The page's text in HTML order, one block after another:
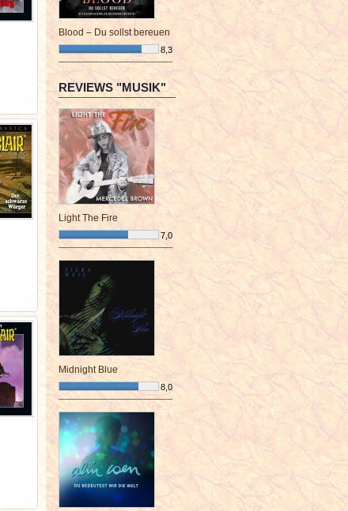
Blood – Du sollst bereuen
8,3
¯¯¯¯¯¯¯¯¯¯¯¯¯¯¯¯¯¯¯¯¯¯¯¯
REVIEWS "MUSIK"
Light The Fire
7,0
¯¯¯¯¯¯¯¯¯¯¯¯¯¯¯¯¯¯¯¯¯¯¯¯
Midnight Blue
8,0
¯¯¯¯¯¯¯¯¯¯¯¯¯¯¯¯¯¯¯¯¯¯¯¯